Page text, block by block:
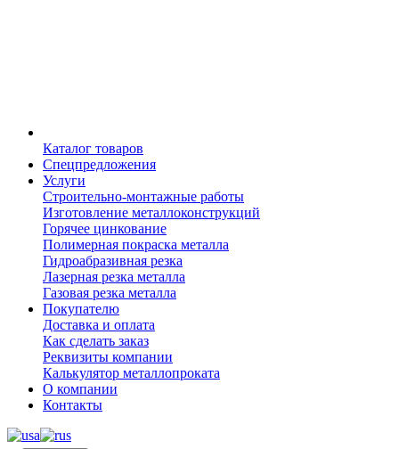
Каталог товаров
Спецпредложения
Услуги
Строительно-монтажные работы
Изготовление металлоконструкций
Горячее цинкование
Полимерная покраска металла
Гидроабразивная резка
Лазерная резка металла
Газовая резка металла
Покупателю
Доставка и оплата
Как сделать заказ
Реквизиты компании
Калькулятор металлопроката
О компании
Контакты